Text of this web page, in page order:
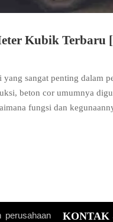
Kubik Terbaru
sangat penting dalam
beton cor umumnya
fungsi dan
perusahaan KONTAK